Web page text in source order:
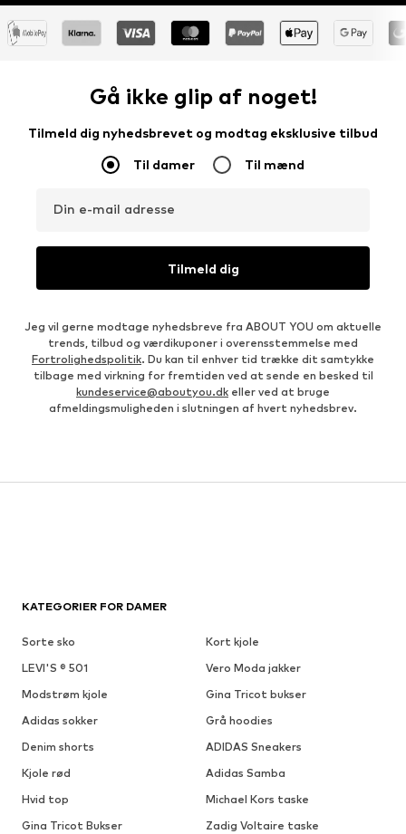
Gå ikke glip af noget!
Tilmeld dig nyhedsbrevet og modtag eksklusive tilbud
Til damer Til mænd
Din e-mail adresse
Tilmeld dig
Jeg vil gerne modtage nyhedsbreve fra ABOUT YOU om aktuelle
trends, tilbud og værdikuponer i overensstemmelse med
Fortrolighedspolitik. Du kan til enhver tid trække dit samtykke
tilbage med virkning for fremtiden ved at sende en besked til
kundeservice@aboutyou.dk eller ved at bruge
afmeldingsmuligheden i slutningen af hvert nyhedsbrev.
KATEGORIER FOR DAMER
Sorte sko
Kort kjole
LEVI'S ® 501
Vero Moda jakker
Modstrøm kjole
Gina Tricot bukser
Adidas sokker
Grå hoodies
Denim shorts
ADIDAS Sneakers
Kjole rød
Adidas Samba
Hvid top
Michael Kors taske
Gina Tricot Bukser
Zadig Voltaire taske